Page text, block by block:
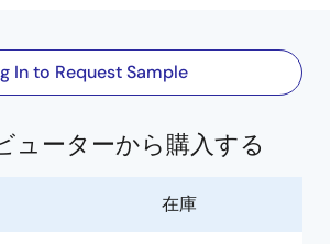
In to Request Sample
ューターから購入する
在庫